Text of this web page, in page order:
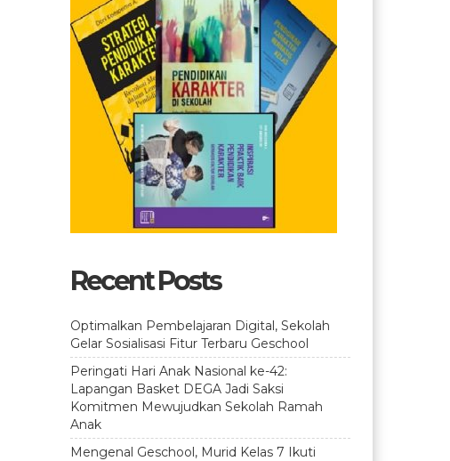
Recent Posts
Optimalkan Pembelajaran Digital, Sekolah
Gelar Sosialisasi Fitur Terbaru Geschool
Peringati Hari Anak Nasional ke-42:
Lapangan Basket DEGA Jadi Saksi
Komitmen Mewujudkan Sekolah Ramah
Anak
Mengenal Geschool, Murid Kelas 7 Ikuti